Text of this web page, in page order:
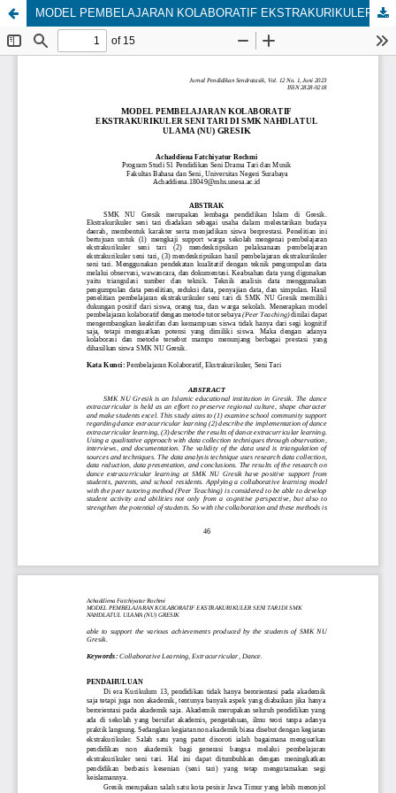
MODEL PEMBELAJARAN KOLABORATIF EKSTRAKURIKULER SENI TARI DI SMK NAHDLATUL ULAMA (NU) GRESIK